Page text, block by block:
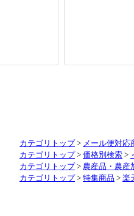
カテゴリトップ > メール便対応
カテゴリトップ > 価格別検索 >
カテゴリトップ > 農産品・農産
カテゴリトップ > 特集商品 > 楽